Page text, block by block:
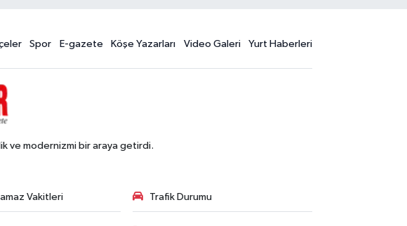
Spor E-gazete Köşe Yazarları Video Galeri Yurt Haberleri
ve modernizmi bir araya getirdi.
Vakitleri Trafik Durumu